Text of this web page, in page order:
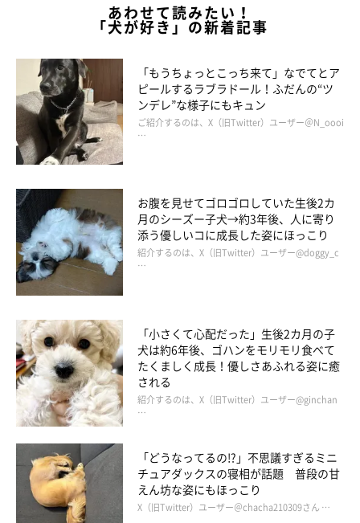
帰り道は急に元気になります。なのに、写真のマロたんは表情が
冴えません。なぜなら「早く帰りたいのに写真を撮ると言われて
不満だから」です。この後、すぐに帰りました。
あわせて読みたい！
「犬が好き」の新着記事
「もうちょっとこっち来て」なでてとア
ピールするラブラドール！ふだんの“ツ
ンデレ”な様子にもキュン
ご紹介するのは、X（旧Twitter）ユーザー＠N_oooi
…
お腹を見せてゴロゴロしていた生後2カ
月のシーズー子犬→約3年後、人に寄り
添う優しいコに成長した姿にほっこり
紹介するのは、X（旧Twitter）ユーザー@doggy_c
…
「小さくて心配だった」生後2カ月の子
犬は約6年後、ゴハンをモリモリ食べて
たくましく成長！優しさあふれる姿に癒
される
紹介するのは、X（旧Twitter）ユーザー@ginchan
…
「どうなってるの!?」不思議すぎるミニ
チュアダックスの寝相が話題 普段の甘
えん坊な姿にもほっこり
X（旧Twitter）ユーザー＠chacha210309さん …